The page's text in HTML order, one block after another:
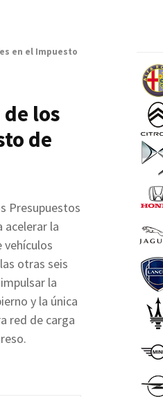
en el Impuesto
los
de
Presupuestos
acelerar la
vehículos
otras seis
la
y la única
red de carga